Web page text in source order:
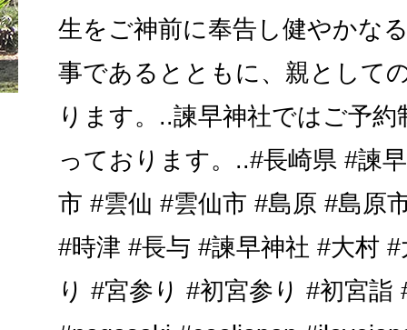
生をご神前に奉告し健やかな
事であるとともに、親として
ります。..諫早神社ではご予
っております。..#長崎県 #諫
市 #雲仙 #雲仙市 #島原 #島原
#時津 #長与 #諫早神社 #大村
り #宮参り #初宮参り #初宮詣